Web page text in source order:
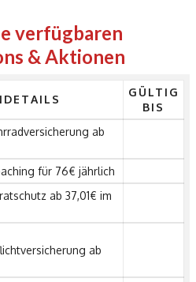
verfügbaren
& Aktionen
GÜLTIG
BIS
ab
für 76€ jährlich
ab 37,01€ im
ab